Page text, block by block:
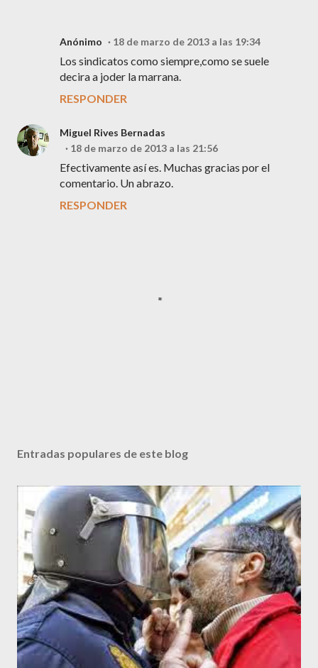
Anónimo 18 de marzo de 2013 a las 19:34
Los sindicatos como siempre,como se suele
decira a joder la marrana.
RESPONDER
Miguel Rives Bernadas
18 de marzo de 2013 a las 21:56
Efectivamente así es. Muchas gracias por el
comentario. Un abrazo.
RESPONDER
b
c
o
m
e
n
t
Entradas populares de este blog